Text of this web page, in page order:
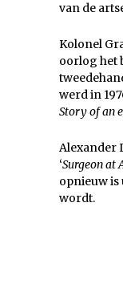
van de
Kolonel
oorlog het
werd in
Story of an
Alexander
‘Surgeon at
opnieuw
wordt.